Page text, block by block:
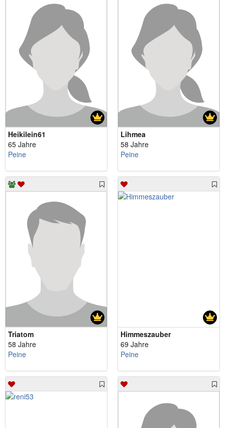
Heikilein61
65 Jahre
Peine
Lihmea
58 Jahre
Peine
Triatom
58 Jahre
Peine
Himmeszauber
69 Jahre
Peine